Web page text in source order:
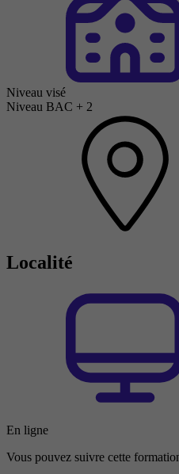
Niveau visé
Niveau BAC + 2
Localité
En ligne
Vous pouvez suivre cette